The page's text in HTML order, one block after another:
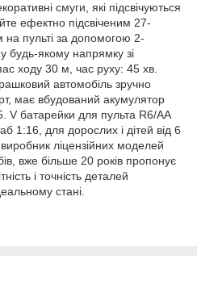
смуги, які підсвічуються
ефектно підсвіченим 27-
пульті за допомогою 2-
будь-якому напрямку зі
ходу 30 м, час руху: 45 хв.
автомобіль зручно
має вбудований акумулятор
V батарейки для пульта R6/AA
1:16, для дорослих і дітей від 6
ліцензійних моделей
вже більше 20 років пропонує
і точність деталей
стані.